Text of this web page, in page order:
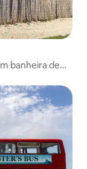
banheira de